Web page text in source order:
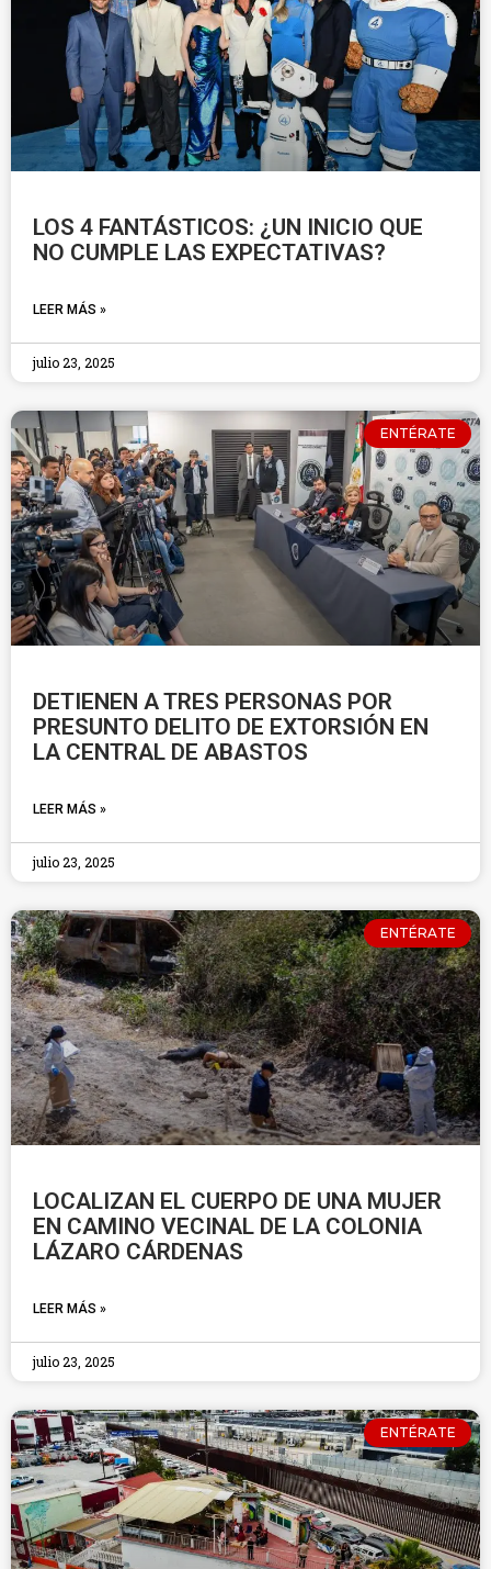
LOS 4 FANTÁSTICOS: ¿UN INICIO QUE
NO CUMPLE LAS EXPECTATIVAS?
LEER MÁS »
julio 23, 2025
ENTÉRATE
DETIENEN A TRES PERSONAS POR
PRESUNTO DELITO DE EXTORSIÓN EN
LA CENTRAL DE ABASTOS
LEER MÁS »
julio 23, 2025
ENTÉRATE
LOCALIZAN EL CUERPO DE UNA MUJER
EN CAMINO VECINAL DE LA COLONIA
LÁZARO CÁRDENAS
LEER MÁS »
julio 23, 2025
ENTÉRATE